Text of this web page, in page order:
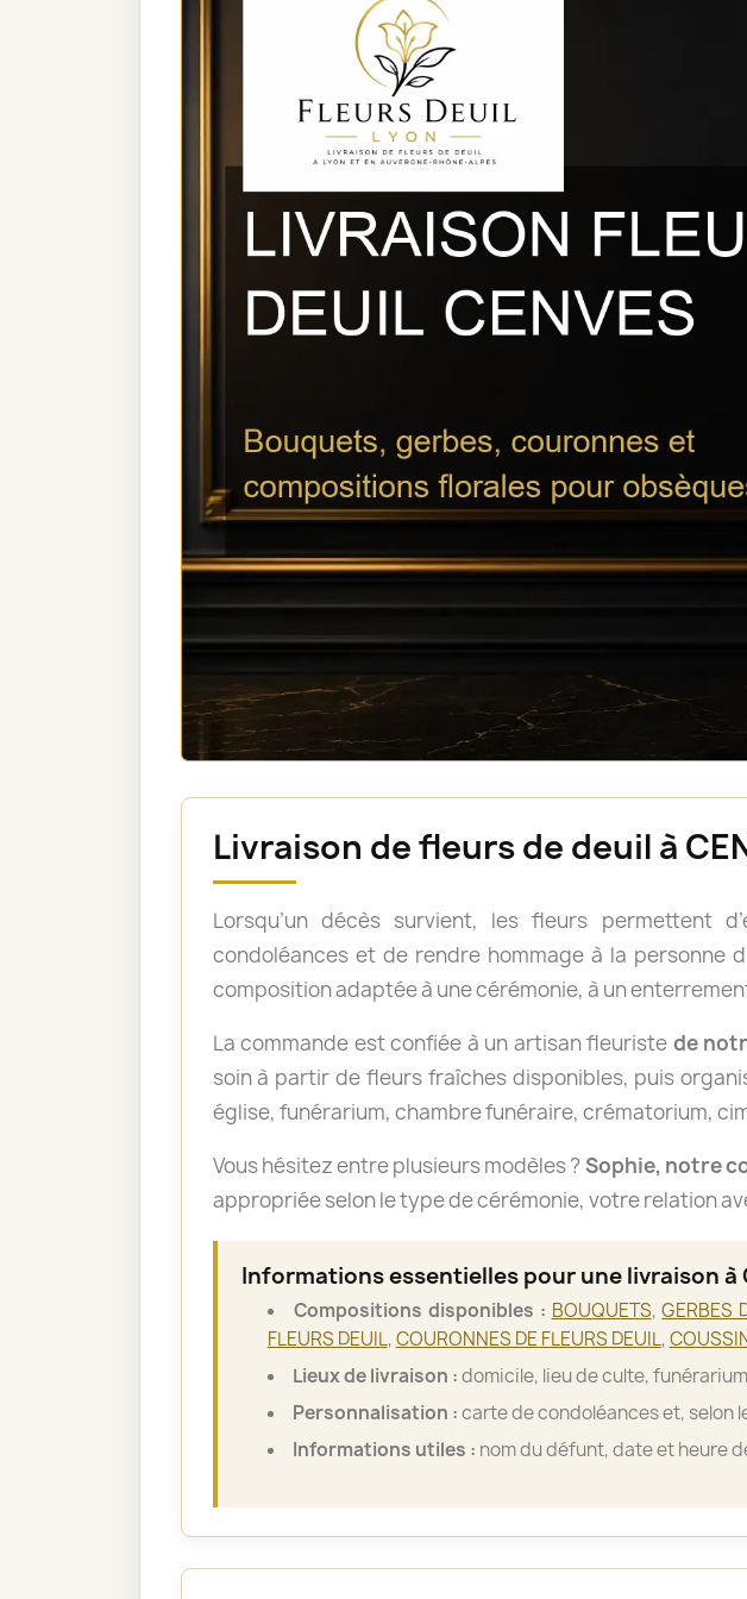
Livraison de fleurs de deuil à
Lorsqu’un décès survient, les fleurs permettent
condoléances et de rendre hommage à la personne
composition adaptée à une cérémonie, à un
La commande est confiée à un artisan fleuriste de
soin à partir de fleurs fraîches disponibles, puis
église, funérarium, chambre funéraire, crématorium,
Vous hésitez entre plusieurs modèles ? Sophie, notre
appropriée selon le type de cérémonie, votre relation
Informations essentielles pour une livraison à
Compositions disponibles : BOUQUETS,GERBES
FLEURS DEUIL,COURONNES DE FLEURS DEUIL,
Lieux de livraison :domicile, lieu de culte,
Personnalisation :carte de condoléances et, selon
Informations utiles : nom du défunt, date et heure